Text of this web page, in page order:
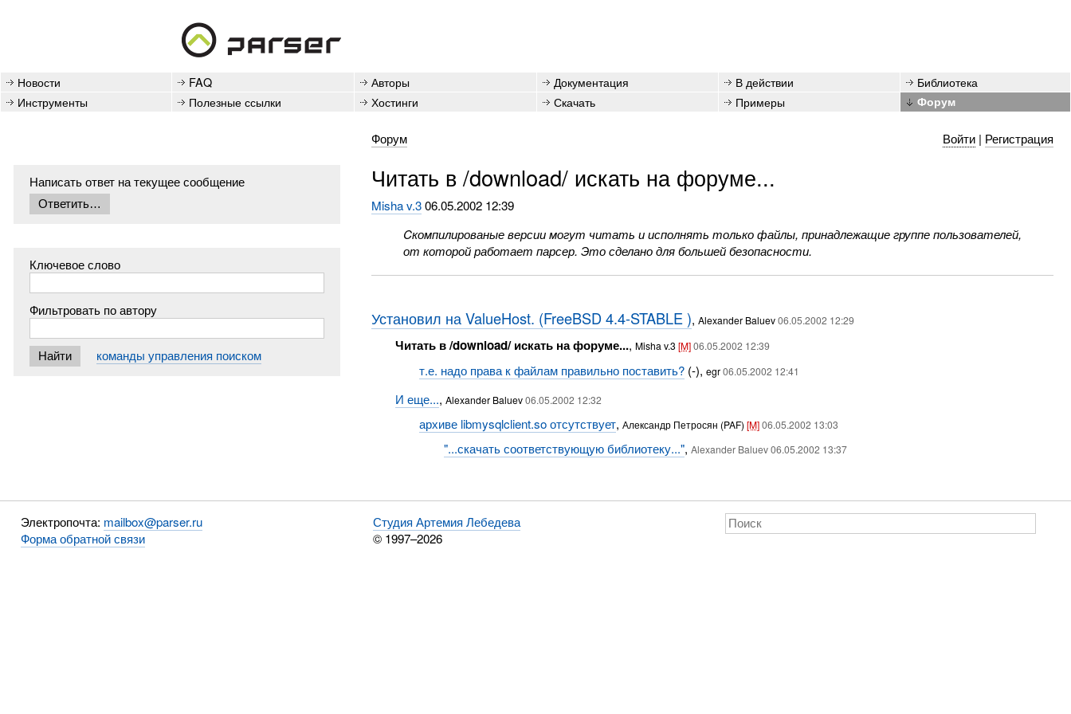
Новости FAQ Авторы Документация В действии
Библиотека
Инструменты
Полезные ссылки Хостинги Скачать Примеры Форум
Форум Войти| Регистрация
Написать ответ на текущее сообщение
Ключевое слово
Фильтровать по автору
команды управления поиском
Читать в /download/ искать на форуме...
Misha v.3 06.05.2002 12:39
Cкомпилированые версии могут читать и исполнять только файлы, принадлежащие группе пользователей,
от которой работает парсер. Это сделано для большей безопасности.
Установил на ValueHost. (FreeBSD 4.4-STABLE ), Alexander Baluev06.05.2002 12:29
Читать в /download/ искать на форуме..., Misha v.3 [M]06.05.2002 12:39
т.е. надо права к файлам правильно поставить? (-),egr06.05.2002 12:41
И еще..., Alexander Baluev06.05.2002 12:32
архиве libmysqlclient.so отсутствует,Александр Петросян (PAF)[M]06.05.2002 13:03
"...скачать соответствующую библиотеку...", Alexander Baluev 06.05.2002 13:37
Электропочта: mailbox@parser.ru
Форма обратной связи
Студия Артемия Лебедева
© 1997–2026